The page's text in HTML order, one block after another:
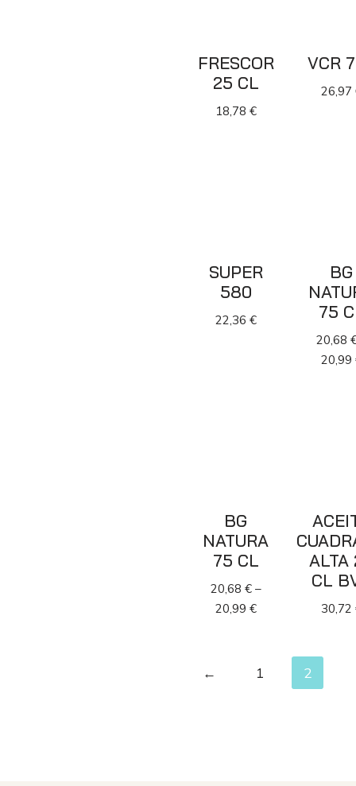
FRESCOR
25 CL
18,78 €
VCR
26,97
SUPER
580
22,36 €
BG
75
20,68
20,99
BG
NATURA
75 CL
20,68 €–
20,99 €
ALTA
CL
30,72
← 1 2